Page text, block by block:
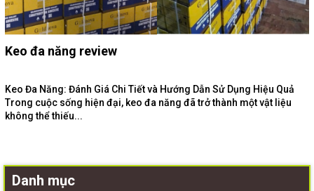
Keo đa năng review
Keo Đa Năng: Đánh Giá Chi Tiết và Hướng Dẫn Sử Dụng Hiệu Quả
Trong cuộc sống hiện đại, keo đa năng đã trở thành một vật liệu
không thể thiếu...
Danh mục